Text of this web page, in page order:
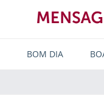
BOM DIA